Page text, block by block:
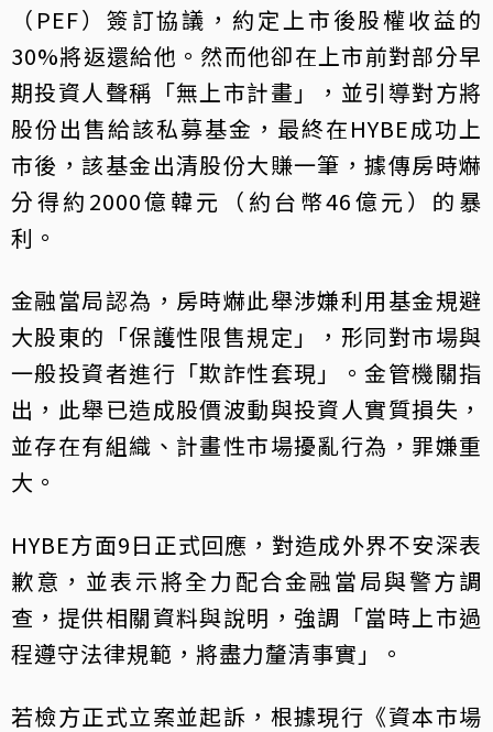
（PEF）簽訂協議，約定上市後股權收益的
30%將返還給他。然而他卻在上市前對部分早
期投資人聲稱「無上市計畫」，並引導對方將
股份出售給該私募基金，最終在HYBE成功上
市後，該基金出清股份大賺一筆，據傳房時爀
分得約2000億韓元（約台幣46億元）的暴
利。
金融當局認為，房時爀此舉涉嫌利用基金規避
大股東的「保護性限售規定」，形同對市場與
一般投資者進行「欺詐性套現」。金管機關指
出，此舉已造成股價波動與投資人實質損失，
並存在有組織、計畫性市場擾亂行為，罪嫌重
大。
HYBE方面9日正式回應，對造成外界不安深表
歉意，並表示將全力配合金融當局與警方調
查，提供相關資料與說明，強調「當時上市過
程遵守法律規範，將盡力釐清事實」。
若檢方正式立案並起訴，根據現行《資本市場